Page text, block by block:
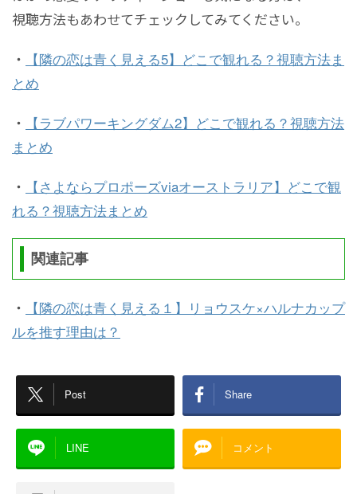
視聴方法もあわせてチェックしてみてください。
・
【隣の恋は青く見える5】どこで観れる？視聴方法ま
とめ
・
【ラブパワーキングダム2】どこで観れる？視聴方法
まとめ
・
【さよならプロポーズviaオーストラリア】どこで観
れる？視聴方法まとめ
関連記事
・
【隣の恋は青く見える１】リョウスケ×ハルナカップ
ルを推す理由は？
Post Share
LINE コメント